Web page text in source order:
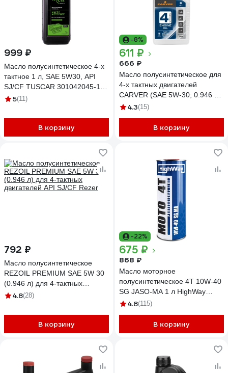
999 ₽
Масло полусинтетическое 4-х
тактное 1 л, SAE 5W30, API
SJ/CF TUSCAR 301042045-10-
1 5(11)
В корзину
-8%
611 ₽
666 ₽
Масло полусинтетическое для
4-х тактных двигателей
CARVER (SAE 5W-30; 0.946 л)
Rezer 01.021.00005
4.3(15)
В корзину
792 ₽
Масло полусинтетическое
REZOIL PREMIUM SAE 5W 30
(0.946 л) для 4-тактных
двигателей API SJ/CF Rezer
4.8(28)
В корзину
-22%
675 ₽
868 ₽
Масло моторное
полусинтетическое 4T 10W-40
SG JASO-MA 1 л HighWay
10015
4.8(115)
В корзину